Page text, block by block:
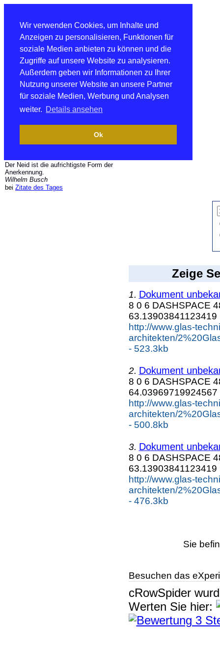
Wir verwenden Cookies, um Inhalte und
Anzeigen zu personalisieren, Funktionen für
soziale Medien anbieten zu können und die
Zugriffe auf unsere Website zu analysieren.
Außerdem geben wir Informationen zu Ihrer
Nutzung unserer Website an unsere Partner
für soziale Medien, Werbung und Analysen
weiter. Details ansehen
Ok
Der Neid ist die aufrichtigste Form der
Anerkennung.
Wilhelm Busch
bei Zitate des Tages
Zeige
1. Dokument
8 0 6 DASHSPACE
63.13903841123419
http://www.glas-
architekten/
- 523.3kb
2. Dokument
8 0 6 DASHSPACE
64.03969719924567
http://www.glas-
architekten/
- 500.8kb
3. Dokument
8 0 6 DASHSPACE
63.13903841123419
http://www.glas-
architekten/
- 476.3kb
Sie
Besuchen das
cRowSpider
Werten Sie hier: